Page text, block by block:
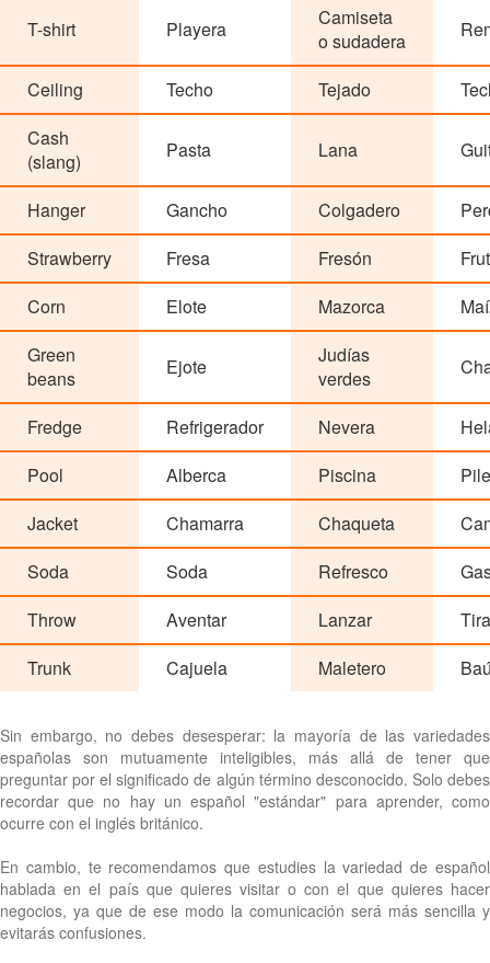
T-shirt Playera
Camiseta
o sudadera
Ceiling Techo Tejado
Cash
(slang)
Pasta Lana
Hanger Gancho Colgadero
Strawberry
Fresa Fresón
Corn
Elote Mazorca
Green
beans
Ejote
Judías
verdes
Fredge Refrigerador Nevera
Pool
Alberca Piscina
Jacket
Chamarra Chaqueta
Soda
Soda Refresco
Throw
Aventar Lanzar
Trunk
Cajuela Maletero
Sin embargo, no debes desesperar: la mayoría de las variedades
españolas son mutuamente inteligibles, más allá de tener que
preguntar por el significado de algún término desconocido. Solo debes
recordar que no hay un español "estándar" para aprender, como
ocurre con el inglés británico.
En cambio, te recomendamos que estudies la variedad de español
hablada en el país que quieres visitar o con el que quieres hacer
negocios, ya que de ese modo la comunicación será más sencilla y
evitarás confusiones.